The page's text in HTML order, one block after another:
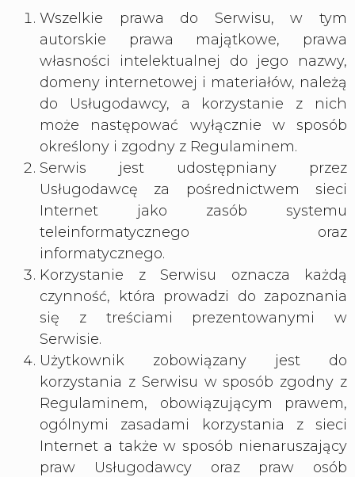
Wszelkie prawa do Serwisu, w tym
autorskie prawa majątkowe, prawa
własności intelektualnej do jego nazwy,
domeny internetowej i materiałów, należą
do Usługodawcy, a korzystanie z nich
może następować wyłącznie w sposób
określony i zgodny z Regulaminem.
Serwis jest udostępniany przez
Usługodawcę za pośrednictwem sieci
Internet jako zasób systemu
teleinformatycznego oraz
informatycznego.
Korzystanie z Serwisu oznacza każdą
czynność, która prowadzi do zapoznania
się z treściami prezentowanymi w
Serwisie.
Użytkownik zobowiązany jest do
korzystania z Serwisu w sposób zgodny z
Regulaminem, obowiązującym prawem,
ogólnymi zasadami korzystania z sieci
Internet a także w sposób nienaruszający
praw Usługodawcy oraz praw osób